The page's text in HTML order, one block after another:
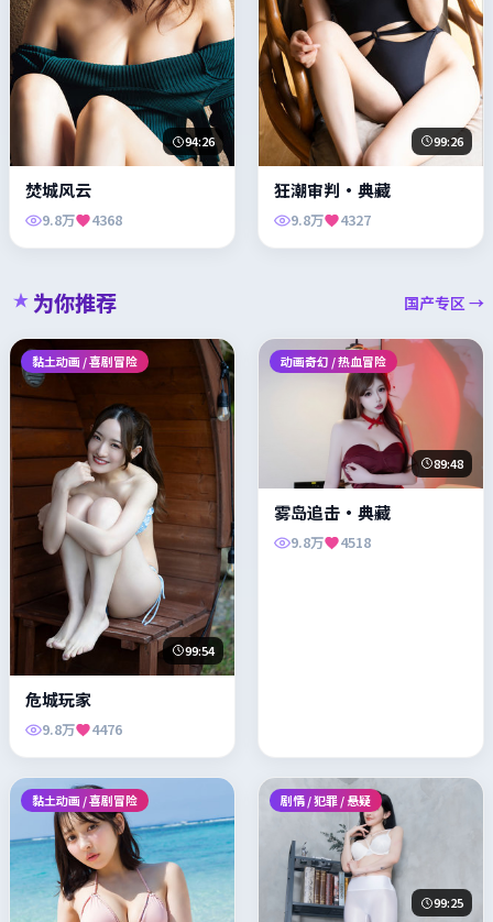
94:26
焚城风云
9.8万 4368
99:26
狂潮审判·典藏
9.8万 4327
为你推荐 国产专区 →
黏土动画 / 喜剧冒险
99:54
危城玩家
9.8万 4476
动画奇幻 / 热血冒险
89:48
雾岛追击·典藏
9.8万 4518
黏土动画 / 喜剧冒险 剧情 / 犯罪 / 悬疑
99:25